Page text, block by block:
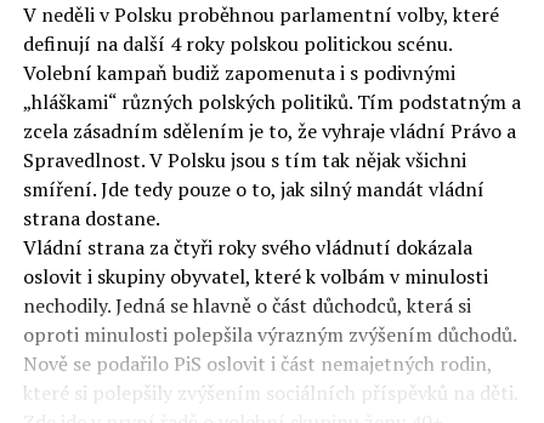
V neděli v Polsku proběhnou parlamentní volby, které
definují na další 4 roky polskou politickou scénu.
Volební kampaň budiž zapomenuta i s podivnými
„hláškami“ různých polských politiků. Tím podstatným a
zcela zásadním sdělením je to, že vyhraje vládní Právo a
Spravedlnost. V Polsku jsou s tím tak nějak všichni
smíření. Jde tedy pouze o to, jak silný mandát vládní
strana dostane.
Vládní strana za čtyři roky svého vládnutí dokázala
oslovit i skupiny obyvatel, které k volbám v minulosti
nechodily. Jedná se hlavně o část důchodců, která si
oproti minulosti polepšila výrazným zvýšením důchodů.
Nově se podařilo PiS oslovit i část nemajetných rodin,
které si polepšily zvýšením sociálních příspěvků na děti.